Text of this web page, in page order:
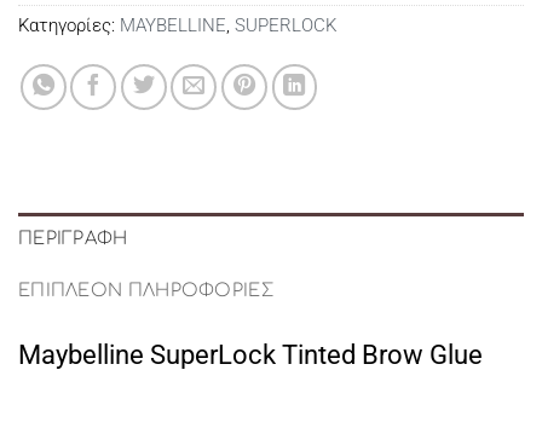
Κατηγορίες: MAYBELLINE, SUPERLOCK
ΠΕΡΙΓΡΑΦΉ
ΕΠΙΠΛΈΟΝ ΠΛΗΡΟΦΟΡΊΕΣ
Maybelline SuperLock Tinted Brow Glue